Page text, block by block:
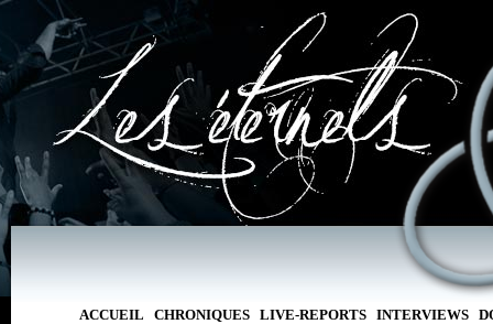
ACCUEIL CHRONIQUES LIVE-REPORTS INTERVIEWS